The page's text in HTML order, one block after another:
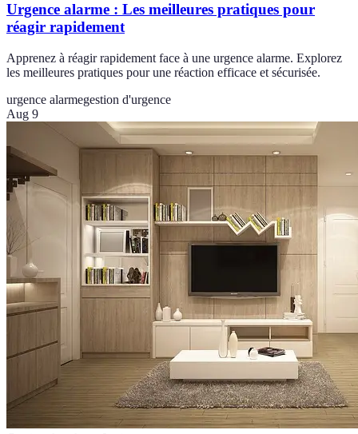
Urgence alarme : Les meilleures pratiques pour
réagir rapidement
Apprenez à réagir rapidement face à une urgence alarme. Explorez
les meilleures pratiques pour une réaction efficace et sécurisée.
urgence alarmegestion d'urgence
Aug 9